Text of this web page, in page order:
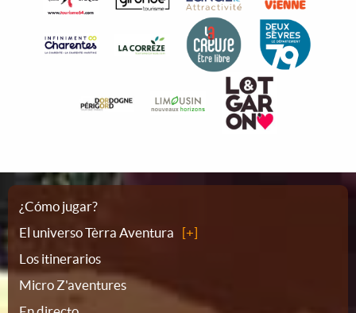
Plano
del
sitio
¿Cómo jugar?
El universo Tèrra Aventura
Los itinerarios
Micro Z'aventures